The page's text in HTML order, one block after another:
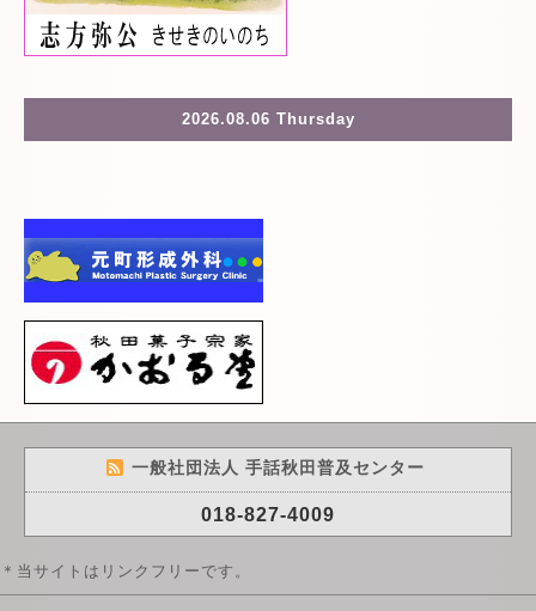
2026.08.06 Thursday
一般社団法人 手話秋田普及センター
018-827-4009
＊当サイトはリンクフリーです。